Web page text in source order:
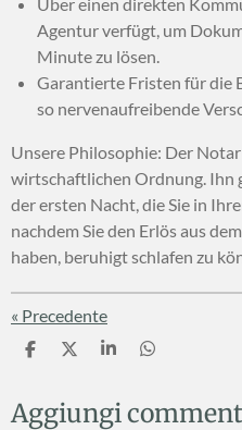
Agentur verfügt, um
Minute zu lösen.
Garantierte Fristen für die
so nervenaufreibende
Unsere Philosophie: Der
wirtschaftlichen Ordnung. Ihn
der ersten Nacht, die Sie in
nachdem Sie den Erlös aus
haben, beruhigt schlafen zu
« Precedente
C
d
i
C
d
i
C
d
i
C
d
i
Aggiungi